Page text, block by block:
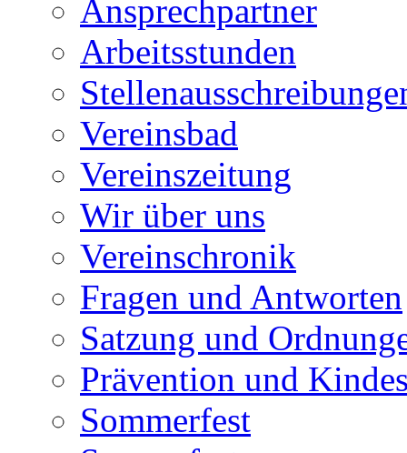
Ansprechpartner
Arbeitsstunden
Vereinsbad
Vereinszeitung
Wir über uns
Vereinschronik
Fragen und Antworten
Satzung und
Prävention und
Sommerfest